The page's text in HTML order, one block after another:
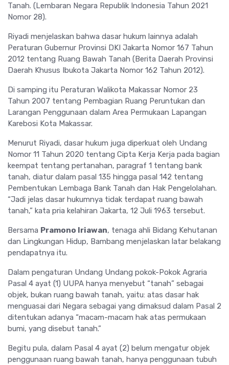
Tanah. (Lembaran Negara Republik Indonesia Tahun 2021
Nomor 28).
Riyadi menjelaskan bahwa dasar hukum lainnya adalah
Peraturan Gubernur Provinsi DKI Jakarta Nomor 167 Tahun
2012 tentang Ruang Bawah Tanah (Berita Daerah Provinsi
Daerah Khusus Ibukota Jakarta Nomor 162 Tahun 2012).
Di samping itu Peraturan Walikota Makassar Nomor 23
Tahun 2007 tentang Pembagian Ruang Peruntukan dan
Larangan Penggunaan dalam Area Permukaan Lapangan
Karebosi Kota Makassar.
Menurut Riyadi, dasar hukum juga diperkuat oleh Undang
Nomor 11 Tahun 2020 tentang Cipta Kerja Kerja pada bagian
keempat tentang pertanahan, paragraf 1 tentang bank
tanah, diatur dalam pasal 135 hingga pasal 142 tentang
Pembentukan Lembaga Bank Tanah dan Hak Pengelolahan.
“Jadi jelas dasar hukumnya tidak terdapat ruang bawah
tanah,” kata pria kelahiran Jakarta, 12 Juli 1963 tersebut.
Bersama Pramono Iriawan, tenaga ahli Bidang Kehutanan
dan Lingkungan Hidup, Bambang menjelaskan latar belakang
pendapatnya itu.
Dalam pengaturan Undang Undang pokok-Pokok Agraria
Pasal 4 ayat (1) UUPA hanya menyebut “tanah” sebagai
objek, bukan ruang bawah tanah, yaitu: atas dasar hak
menguasai dari Negara sebagai yang dimaksud dalam Pasal 2
ditentukan adanya “macam-macam hak atas permukaan
bumi, yang disebut tanah.”
Begitu pula, dalam Pasal 4 ayat (2) belum mengatur objek
penggunaan ruang bawah tanah, hanya penggunaan tubuh